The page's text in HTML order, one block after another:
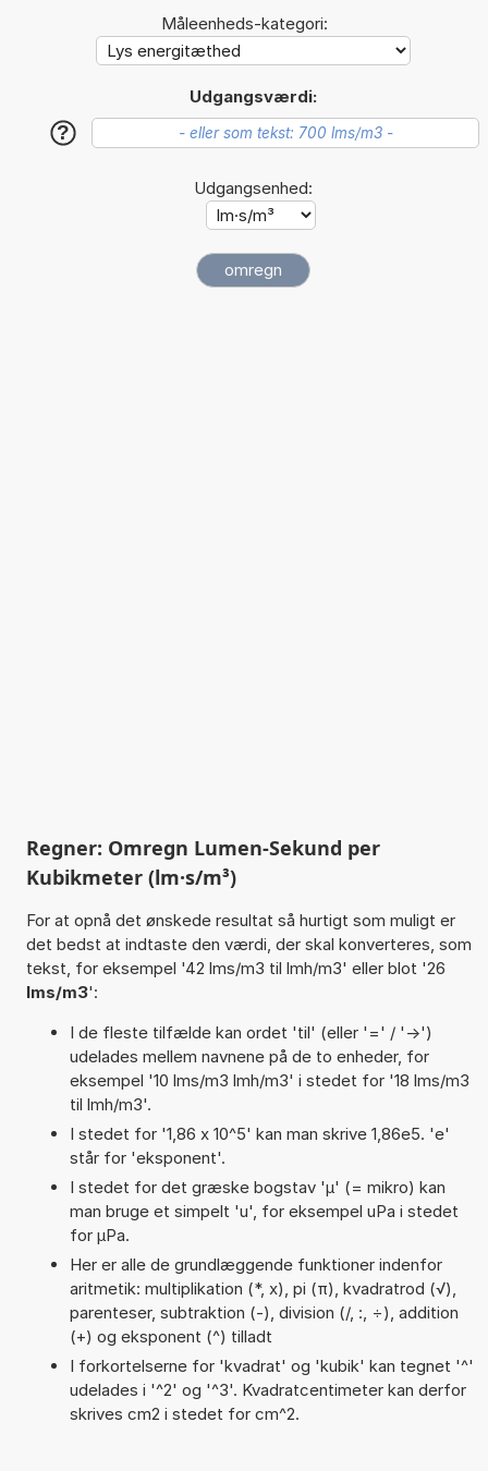
Måleenheds-kategori:
Udgangsværdi:
?
Udgangsenhed:
Regner: Omregn Lumen-Sekund per
Kubikmeter (lm·s/m³)
For at opnå det ønskede resultat så hurtigt som muligt er
det bedst at indtaste den værdi, der skal konverteres, som
tekst, for eksempel '42 lms/m3 til lmh/m3' eller blot '26
lms/m3':
I de fleste tilfælde kan ordet 'til' (eller '=' / '->')
udelades mellem navnene på de to enheder, for
eksempel '10 lms/m3 lmh/m3' i stedet for '18 lms/m3
til lmh/m3'.
I stedet for '1,86 x 10^5' kan man skrive 1,86e5. 'e'
står for 'eksponent'.
I stedet for det græske bogstav 'µ' (= mikro) kan
man bruge et simpelt 'u', for eksempel uPa i stedet
for µPa.
Her er alle de grundlæggende funktioner indenfor
aritmetik: multiplikation (*, x), pi (π), kvadratrod (√),
parenteser, subtraktion (-), division (/, :, ÷), addition
(+) og eksponent (^) tilladt
I forkortelserne for 'kvadrat' og 'kubik' kan tegnet '^'
udelades i '^2' og '^3'. Kvadratcentimeter kan derfor
skrives cm2 i stedet for cm^2.